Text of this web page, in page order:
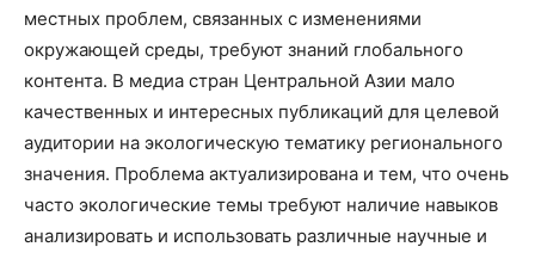
местных проблем, связанных с изменениями
окружающей среды, требуют знаний глобального
контента. В медиа стран Центральной Азии мало
качественных и интересных публикаций для целевой
аудитории на экологическую тематику регионального
значения. Проблема актуализирована и тем, что очень
часто экологические темы требуют наличие навыков
анализировать и использовать различные научные и